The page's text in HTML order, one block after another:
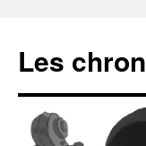
Les